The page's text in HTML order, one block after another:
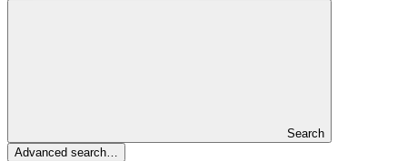
Search
Advanced search…